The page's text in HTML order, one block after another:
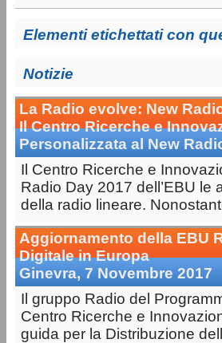
Elementi etichettati con
Notizie
La Radio evolve: New
Il Centro Ricerche e
Personalizzata al New
Il Centro Ricerche e
Radio Day 2017 dell’EBU
della radio lineare.
Aggiornamento della EBU
Digitale in Europa
Ginevra, 7 Novembre 2017
Il gruppo Radio del
Centro Ricerche e
guida per la Distribuzione